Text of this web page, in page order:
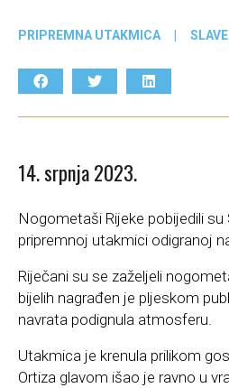
PRIPREMNA UTAKMICA |
14. srpnja 2023.
Nogometaši Rijeke pobijedili su
pripremnoj utakmici odigranoj
Riječani su se zaželjeli
bijelih nagrađen je pljeskom
navrata podignula atmosferu.
Utakmica je krenula prilikom
Ortiza glavom išao je ravno u